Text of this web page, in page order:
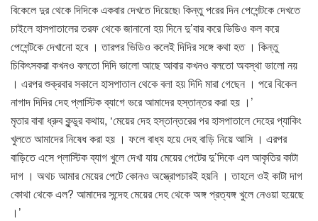
বিকেলে দুর থেকে দিদিকে একবার দেখতে দিয়েছে৷ কিন্তু পরের দিন পেশেন্টকে দেখতে
চাইলে হাসপাতালের তরফ থেকে জানানো হয় দিনে দু’বার করে ভিডিও কল করে
পেশেন্টকে দেখানো হবে । তারপর ভিডিও কলেই দিদির সঙ্গে কথা হত । কিন্তু
চিকিৎসকরা কখনও বলতো দিদি ভালো আছে আবার কখনও বলতো অবস্থা ভালো নয়
। এরপর শুক্রবার সকালে হাসপাতাল থেকে বলা হয় দিদি মারা গেছেন । পরে বিকেল
নাগাদ দিদির দেহ প্লাস্টিক ব্যাগে ভরে আমাদের হস্তান্তর করা হয় ।’
মৃতার বাবা ধ্রুব কুন্ডুর কথায়, ‘মেয়ের দেহ হস্তান্তরের পর হাসপাতালে দেহের প্যাকিং
খুলতে আমাদের নিষেধ করা হয় । ফলে বাধ্য হয়ে দেহ বাড়ি নিয়ে আসি । এরপর
বাড়িতে এসে প্লাস্টিক ব্যাগ খুলে দেখা যায় মেয়ের পেটের দু’দিকে এল আকৃতির কাটা
দাগ । অথচ আমার মেয়ের পেটে কোনও অস্ত্রোপচারই হয়নি । তাহলে ওই কাটা দাগ
কোথা থেকে এল? আমাদের সন্দেহ মেয়ের দেহ থেকে অঙ্গ প্রত্যঙ্গ খুলে নেওয়া হয়েছে
।’